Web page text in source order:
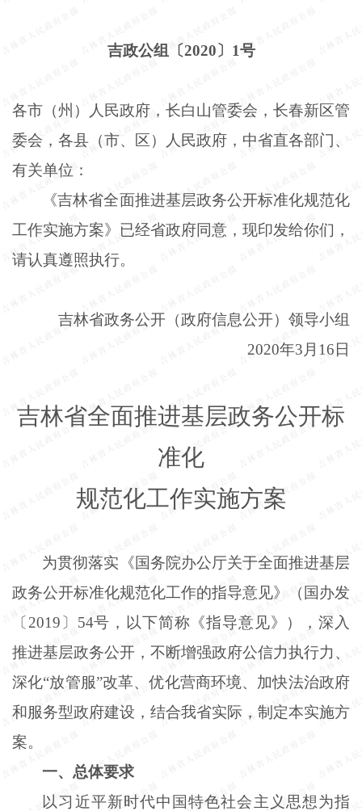
吉政公组〔2020〕1号
各市（州）人民政府，长白山管委会，长春新区管
委会，各县（市、区）人民政府，中省直各部门、
有关单位：
《吉林省全面推进基层政务公开标准化规范化
工作实施方案》已经省政府同意，现印发给你们，
请认真遵照执行。
吉林省政务公开（政府信息公开）领导小组
2020年3月16日
吉林省全面推进基层政务公开标
准化
规范化工作实施方案
为贯彻落实《国务院办公厅关于全面推进基层
政务公开标准化规范化工作的指导意见》（国办发
〔2019〕54号，以下简称《指导意见》），深入
推进基层政务公开，不断增强政府公信力执行力、
深化“放管服”改革、优化营商环境、加快法治政府
和服务型政府建设，结合我省实际，制定本实施方
案。
一、总体要求
以习近平新时代中国特色社会主义思想为指